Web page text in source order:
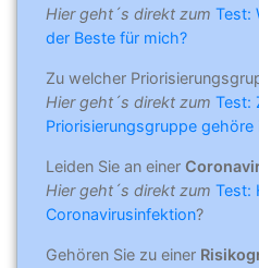
Hier geht´s direkt zum Test:
der Beste für mich?
Zu welcher
Hier geht´s direkt zum Test:
Priorisierungsgruppe gehöre
Leiden Sie an einer
Hier geht´s direkt zum Test:
Coronavirusinfektion?
Gehören Sie zu einer